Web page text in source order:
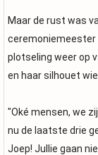
Maar de rust was
ceremoniemeester
plotseling weer op
en haar silhouet
"Oké mensen, we
nu de laatste drie
Joep! Jullie gaan